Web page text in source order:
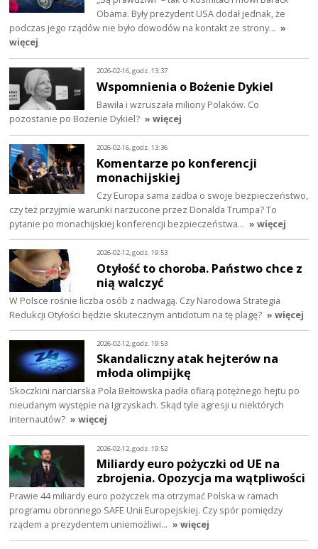
Obama. Były prezydent USA dodał jednak, że
podczas jego rządów nie było dowodów na kontakt ze strony… »
więcej
2026-02-16, godz. 13:37
Wspomnienia o Bożenie Dykiel
Bawiła i wzruszała miliony Polaków. Co
pozostanie po Bożenie Dykiel? » więcej
2026-02-16, godz. 13:36
Komentarze po konferencji
monachijskiej
Czy Europa sama zadba o swoje bezpieczeństwo,
czy też przyjmie warunki narzucone przez Donalda Trumpa? To
pytanie po monachijskiej konferencji bezpieczeństwa… » więcej
2026-02-12, godz. 19:53
Otyłość to choroba. Państwo chce z
nią walczyć
W Polsce rośnie liczba osób z nadwagą. Czy Narodowa Strategia
Redukcji Otyłości będzie skutecznym antidotum na tę plagę? » więcej
2026-02-12, godz. 19:53
Skandaliczny atak hejterów na
młoda olimpijkę
Skoczkini narciarska Pola Bełtowska padła ofiarą potężnego hejtu po
nieudanym występie na Igrzyskach. Skąd tyle agresji u niektórych
internautów? » więcej
2026-02-12, godz. 19:52
Miliardy euro pożyczki od UE na
zbrojenia. Opozycja ma wątpliwości
Prawie 44 miliardy euro pożyczek ma otrzymać Polska w ramach
programu obronnego SAFE Unii Europejskiej. Czy spór pomiędzy
rządem a prezydentem uniemożliwi… » więcej